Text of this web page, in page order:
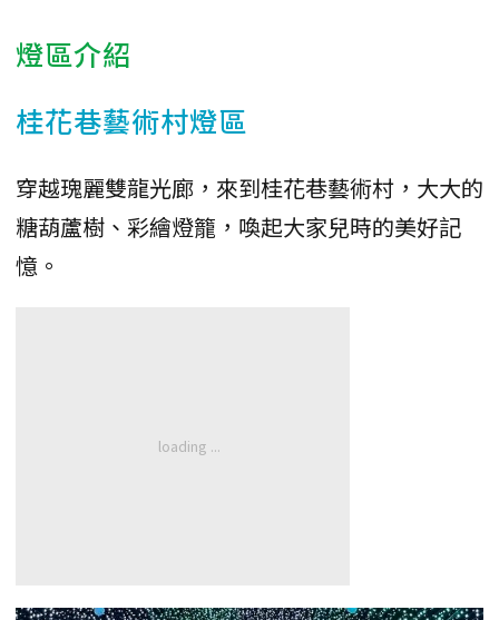
燈區介紹
桂花巷藝術村燈區
穿越瑰麗雙龍光廊，來到桂花巷藝術村，大大的
糖葫蘆樹、彩繪燈籠，喚起大家兒時的美好記
憶。